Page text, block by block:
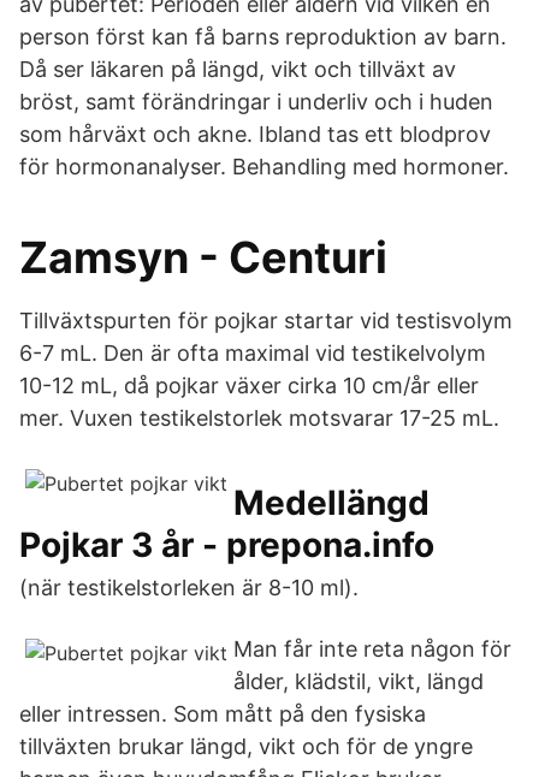
person först kan få barns reproduktion av barn.
Då ser läkaren på längd, vikt och tillväxt av
bröst, samt förändringar i underliv och i huden
som hårväxt och akne. Ibland tas ett blodprov
för hormonanalyser. Behandling med hormoner.
Zamsyn - Centuri
Tillväxtspurten för pojkar startar vid testisvolym
6-7 mL. Den är ofta maximal vid testikelvolym
10-12 mL, då pojkar växer cirka 10 cm/år eller
mer. Vuxen testikelstorlek motsvarar 17-25 mL.
Medellängd
Pojkar 3 år - prepona.info
(när testikelstorleken är 8-10 ml).
Man får inte reta någon för
ålder, klädstil, vikt, längd
eller intressen. Som mått på den fysiska
tillväxten brukar längd, vikt och för de yngre